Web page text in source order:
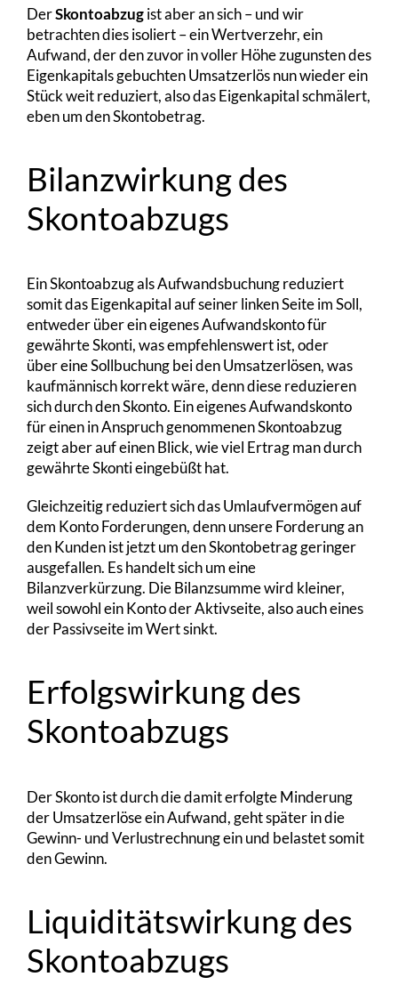
DerSkontoabzugist aber an sich – und wir
betrachten dies isoliert – ein Wertverzehr, ein
Aufwand, der den zuvor in voller Höhe zugunsten des
Eigenkapitals gebuchten Umsatzerlös nun wieder ein
Stück weit reduziert, also das Eigenkapital schmälert,
eben um den Skontobetrag.
Bilanzwirkung des
Skontoabzugs
Ein Skontoabzug als Aufwandsbuchung reduziert
somit das Eigenkapital auf seiner linken Seite im Soll,
entweder über ein eigenes Aufwandskonto für
gewährte Skonti, was empfehlenswert ist, oder
über eine Sollbuchung bei den Umsatzerlösen, was
kaufmännisch korrekt wäre, denn diese reduzieren
sich durch den Skonto. Ein eigenes Aufwandskonto
für einen in Anspruch genommenen Skontoabzug
zeigt aber auf einen Blick, wie viel Ertrag man durch
gewährte Skonti eingebüßt hat.
Gleichzeitig reduziert sich das Umlaufvermögen auf
dem Konto Forderungen, denn unsere Forderung an
den Kunden ist jetzt um den Skontobetrag geringer
ausgefallen. Es handelt sich um eine
Bilanzverkürzung. Die Bilanzsumme wird kleiner,
weil sowohl ein Konto der Aktivseite, also auch eines
der Passivseite im Wert sinkt.
Erfolgswirkung des
Skontoabzugs
Der Skonto ist durch die damit erfolgte Minderung
der Umsatzerlöse ein Aufwand, geht später in die
Gewinn- und Verlustrechnung ein und belastet somit
den Gewinn.
Liquiditätswirkung des
Skontoabzugs